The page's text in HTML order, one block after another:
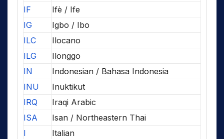
IF
Ifè / Ife
IG
Igbo / Ibo
ILC
Ilocano
ILG
Ilonggo
IN
Indonesian / Bahasa Indonesia
INU
Inuktikut
IRQ
Iraqi Arabic
ISA
Isan / Northeastern Thai
I
Italian